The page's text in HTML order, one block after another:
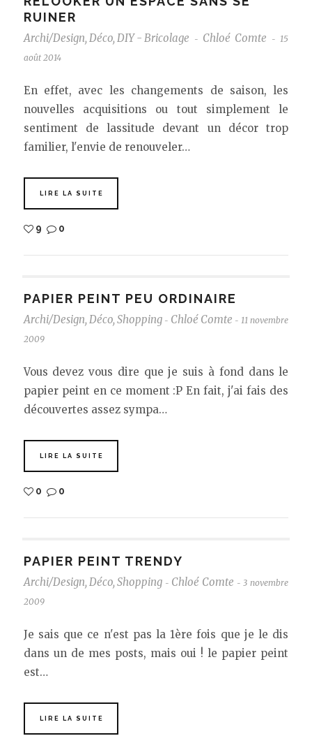
RUINER
Archi/Design, Déco, DIY - Bricolage - Chloé Comte -
15
août 2014
En effet, avec les changements de saison, les
nouvelles acquisitions ou tout simplement le
sentiment de lassitude devant un décor trop
familier, l'envie de renouveler…
LIRE LA SUITE
9 0
PAPIER PEINT PEU ORDINAIRE
Archi/Design, Déco, Shopping - Chloé Comte - 11 novembre
2009
Vous devez vous dire que je suis à fond dans le
papier peint en ce moment :P En fait, j'ai fais des
découvertes assez sympa…
LIRE LA SUITE
0 0
PAPIER PEINT TRENDY
Archi/Design, Déco, Shopping - Chloé Comte - 3 novembre
2009
Je sais que ce n'est pas la 1ère fois que je le dis
dans un de mes posts, mais oui ! le papier peint
est…
LIRE LA SUITE